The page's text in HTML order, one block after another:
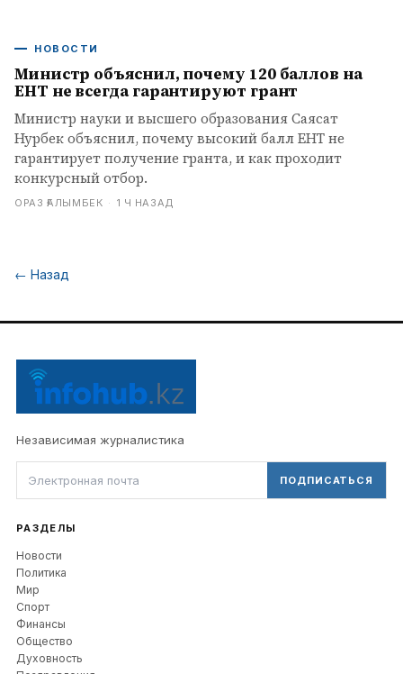
НОВОСТИ
Министр объяснил, почему 120 баллов на
ЕНТ не всегда гарантируют грант
Министр науки и высшего образования Саясат
Нурбек объяснил, почему высокий балл ЕНТ не
гарантирует получение гранта, и как проходит
конкурсный отбор.
ОРАЗ ҒАЛЫМБЕК · 1 Ч НАЗАД
← Назад
Независимая журналистика
ПОДПИСАТЬСЯ
РАЗДЕЛЫ
Новости
Политика
Мир
Спорт
Финансы
Общество
Духовность